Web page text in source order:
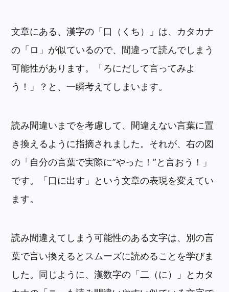
文章にある、漢字の「口（くち）」は、カタカナ
の「ロ」が似ているので、間違って読んでしまう
可能性があります。「 ろにだして言ってみよ
う！」？と、一瞬考えてしまいます。
読み間違いまでを考慮して、間違えない言葉に置
き換えるように指摘されました。それが、右の図
の「自分の言葉で実際に”やった！”と言おう！」
です。「口に出す」という文章の表現を変えてい
ます。
読み間違えてしまう可能性のある文字は、別の言
葉で言い換えるとスムーズに読めることを学びま
した。同じように、漢数字の「二（に）」とカタ